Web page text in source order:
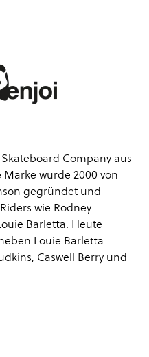
Company aus
wurde 2000 von
gegründet und
wie Rodney
Barletta. Heute
Louie Barletta
Caswell Berry und